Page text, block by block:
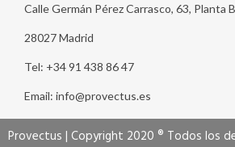
Calle Germán Pérez Carrasco, 63, Planta
28027 Madrid
Tel: +34 91 438 86 47
Email: info@provectus.es
Provectus | Copyright 2020 ® Todos los